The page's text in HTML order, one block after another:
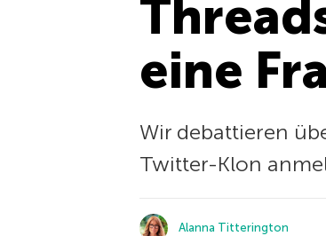
eine
Wir debattieren
Twitter-Klon
Alanna Titterington